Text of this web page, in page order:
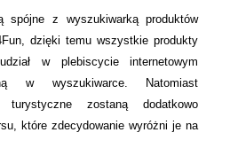
spójne z wyszukiwarką produktów
dzięki temu wszystkie produkty
w plebiscycie internetowym
w wyszukiwarce. Natomiast
turystyczne zostaną dodatkowo
które zdecydowanie wyróżni je na